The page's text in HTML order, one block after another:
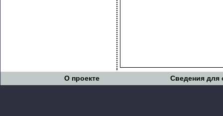
О проекте Сведения для